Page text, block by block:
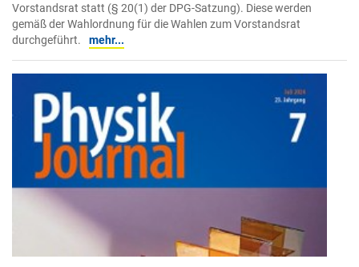
Vorstandsrat statt (§ 20(1) der DPG-Satzung). Diese werden
gemäß der Wahlordnung für die Wahlen zum Vorstandsrat
durchgeführt.
mehr...